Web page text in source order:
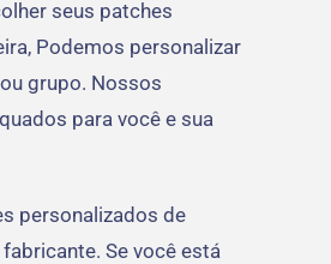
seus patches
Podemos personalizar
grupo. Nossos
para você e sua
personalizados de
Se você está